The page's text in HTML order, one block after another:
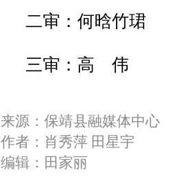
二审：何晗竹珺
三审：高 伟
来源：保靖县融媒体中心
作者：肖秀萍 田星宇
编辑：田家丽